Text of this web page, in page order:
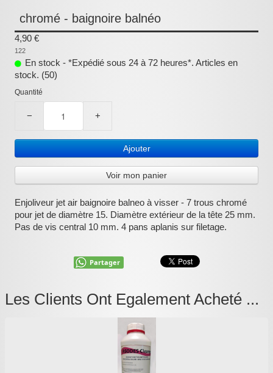
Les bonnes affaires
Composants électroniques
F.A.Q (Foire aux questions)
chromé - baignoire balnéo
4,90 €
122
En stock - *Expédié sous 24 à 72 heures*. Articles en
stock. (50)
Quantité
− +
Ajouter
Voir mon panier
Enjoliveur jet air baignoire balneo à visser - 7 trous chromé
pour jet de diamètre 15. Diamètre extérieur de la tête 25 mm.
Pas de vis central 10 mm. 4 pans aplanis sur filetage.
Partager
Les Clients Ont Egalement Acheté ...